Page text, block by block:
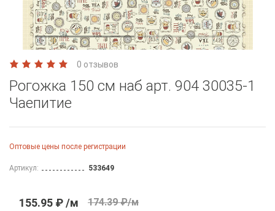
0 отзывов
Рогожка 150 см наб арт. 904 30035-1
Чаепитие
Оптовые цены после регистрации
Артикул: 533649
155.95 ₽ /м 174.39 ₽/м